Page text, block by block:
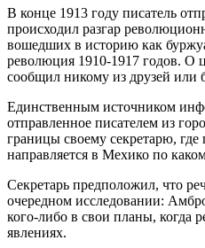
В конце 1913 году писатель
происходил разгар
вошедших в историю как
революция 1910-1917 годов. О
сообщил никому из друзей или
Единственным источником
отправленное писателем из
границы своему секретарю, где
направляется в Мехико по
Секретарь предположил, что
очередном исследовании:
кого-либо в свои планы, когда
явлениях.